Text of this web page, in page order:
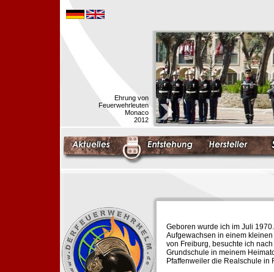
Ehrung von
Feuerwehrleuten
Monaco
2012
Geboren wurde ich im Juli 1970.
Aufgewachsen in einem kleinen
von Freiburg, besuchte ich nach
Grundschule in meinem
Pfaffenweiler die Realschule in